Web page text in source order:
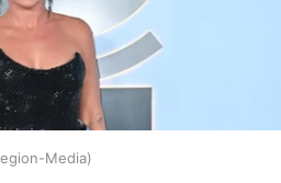
Media